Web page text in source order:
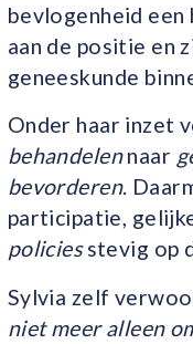
bevlogenheid
aan de positie en
geneeskunde
Onder haar inzet
behandelennaar
bevorderen.
participatie,
policiesstevig op
Sylvia zelf
niet meer alleen